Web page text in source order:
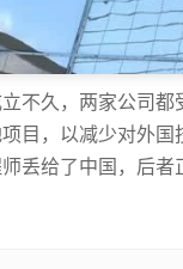
不久，两家公司都
目，以减少对外
丢给了中国，后者